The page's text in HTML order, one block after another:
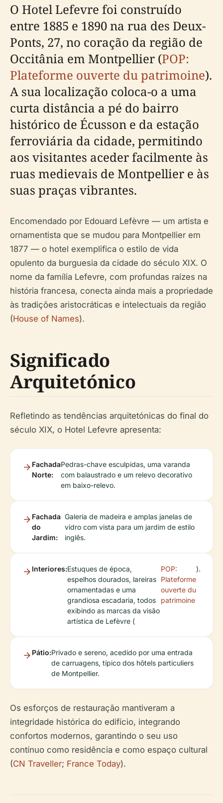
O Hotel Lefevre foi construído
entre 1885 e 1890 na rua des Deux-
Ponts, 27, no coração da região de
Occitânia em Montpellier (POP:
Plateforme ouverte du patrimoine).
A sua localização coloca-o a uma
curta distância a pé do bairro
histórico de Écusson e da estação
ferroviária da cidade, permitindo
aos visitantes aceder facilmente às
ruas medievais de Montpellier e às
suas praças vibrantes.
Encomendado por Edouard Lefèvre — um artista e
ornamentista que se mudou para Montpellier em
1877 — o hotel exemplifica o estilo de vida
opulento da burguesia da cidade do século XIX. O
nome da família Lefevre, com profundas raízes na
história francesa, conecta ainda mais a propriedade
às tradições aristocráticas e intelectuais da região
(House of Names).
Significado
Arquitetónico
Refletindo as tendências arquitetónicas do final do
século XIX, o Hotel Lefevre apresenta:
Fachada
Norte:
Pedras-chave esculpidas, uma varanda
com balaustrado e um relevo decorativo
em baixo-relevo.
Fachada
do
Jardim:
Galeria de madeira e amplas janelas de
vidro com vista para um jardim de estilo
inglês.
Interiores:Estuques de época,
espelhos dourados, lareiras
ornamentadas e uma
grandiosa escadaria, todos
exibindo as marcas da visão
artística de Lefèvre (
POP:
Plateforme
ouverte du
patrimoine
).
Pátio:Privado e sereno, acedido por uma entrada
de carruagens, típico dos hôtels particuliers
de Montpellier.
Os esforços de restauração mantiveram a
integridade histórica do edifício, integrando
confortos modernos, garantindo o seu uso
contínuo como residência e como espaço cultural
(CN Traveller; France Today).